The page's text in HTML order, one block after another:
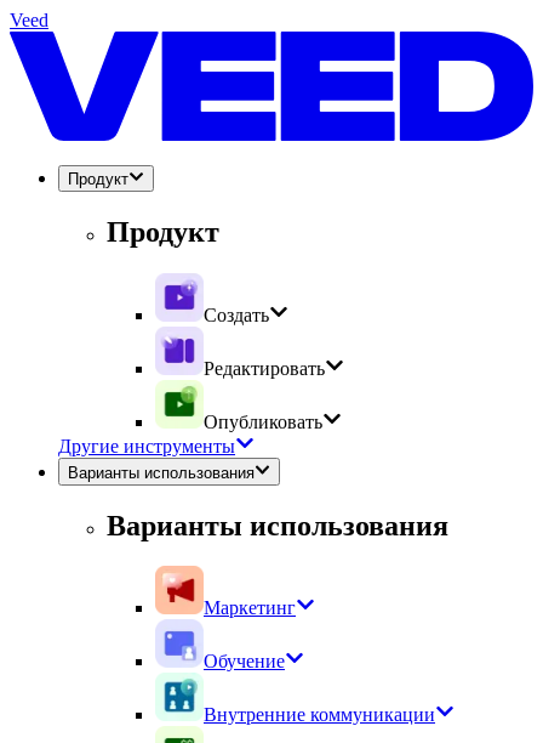
Veed
Продукт
Продукт
Создать
Редактировать
Опубликовать
Другие инструменты
Варианты использования
Варианты использования
Маркетинг
Обучение
Внутренние коммуникации